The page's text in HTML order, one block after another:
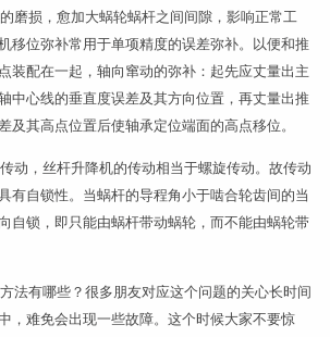
磨损，愈加大蜗轮蜗杆之间间隙，影响正常工
移位弥补常用于单项精度的误差弥补。以便和推
装配在一起，轴向窜动的弥补：起先应丈量出主
中心线的垂直度误差及其方向位置，再丈量出推
及其高点位置后使轴承定位端面的高点移位。
动，丝杆升降机的传动相当于螺旋传动。故传动
有自锁性。当蜗杆的导程角小于啮合轮齿间的当
自锁，即只能由蜗杆带动蜗轮，而不能由蜗轮带
法有哪些？很多朋友对应这个问题的关心长时间
，难免会出现一些故障。这个时候大家不要惊